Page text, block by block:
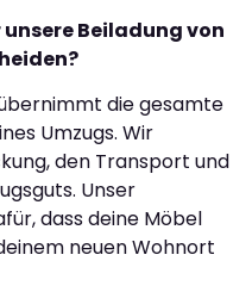
Beiladung von
die gesamte
Umzugs. Wir
den Transport und
Unser
dass deine Möbel
neuen Wohnort